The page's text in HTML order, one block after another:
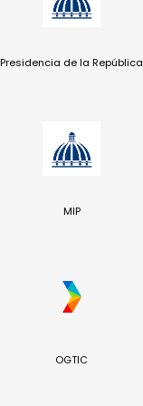
Presidencia de la República
MIP
OGTIC